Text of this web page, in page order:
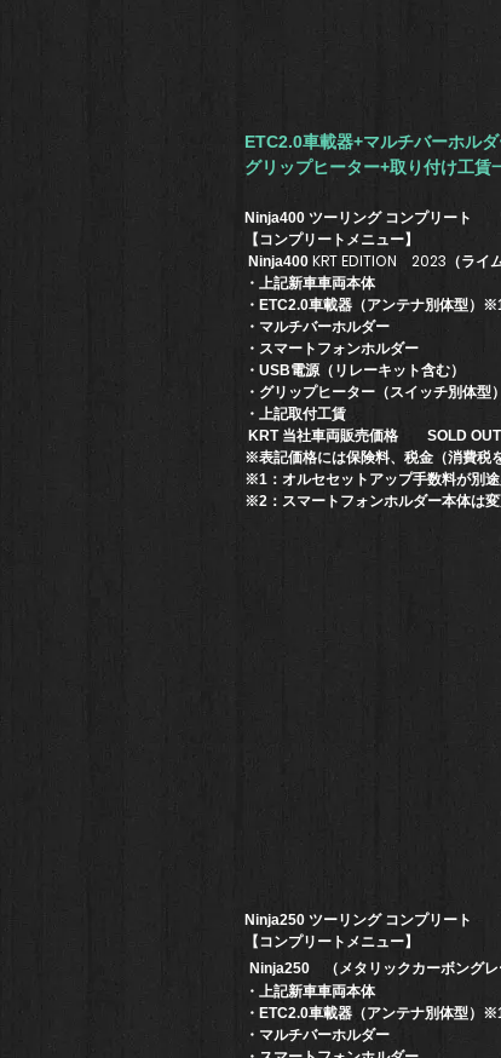
​ETC2.0車載器+​マルチバーホル
グリップヒーター+取り付け工
Ninja400 ツーリング コンプリート
【コンプリートメニュー】
Ninja400 KRT EDITION 2023（ライ
・上記新車車両本体
・ETC2.0車載器（アンテナ別体型）
・マルチバーホルダー
・スマートフォンホルダー
・USB電源（リレーキット含む）
・グリップヒーター（スイッチ別体型）
・上記取付工賃
KRT 当社車両販売価格 SOLD OUT
※表記価格には保険料、税金（消費税
※1：オルセセットアップ手数料が別途
※2：スマートフォンホルダー本体は変
Ninja250 ツーリング コンプリート
【コンプリートメニュー】
Ninja250
（メタリックカーボングレ
・上記新車車両本体
・ETC2.0車載器（アンテナ別体型）
・マルチバーホルダー